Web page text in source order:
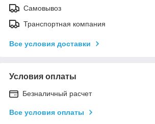
Самовывоз
Транспортная компания
Все условия доставки
Условия оплаты
Безналичный расчет
Все условия оплаты